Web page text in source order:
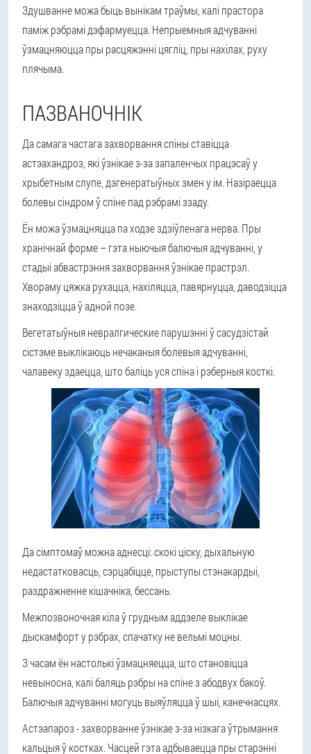
Здушванне можа быць вынікам траўмы, калі прастора
паміж рэбрамі дэфармуецца. Непрыемныя адчуванні
ўзмацняюцца пры расцяжэнні цягліц, пры нахілах, руху
плячыма.
ПАЗВАНОЧНІК
Да самага частага захворвання спіны ставіцца
астэахандроз, які ўзнікае з-за запаленчых працэсаў у
хрыбетным слупе, дэгенератыўных змен у ім. Назіраецца
болевы сіндром ў спіне пад рэбрамі ззаду.
Ён можа ўзмацняцца па ходзе здзіўленага нерва. Пры
хранічнай форме – гэта ныючыя балючыя адчуванні, у
стадыі абвастрэння захворвання ўзнікае прастрэл.
Хвораму цяжка рухацца, нахіляцца, павярнуцца, даводзіцца
знаходзіцца ў адной позе.
Вегетатыўныя невралгические парушэнні ў сасудзістай
сістэме выклікаюць нечаканыя болевыя адчуванні,
чалавеку здаецца, што баліць уся спіна і рэберныя косткі.
Да сімптомаў можна аднесці: скокі ціску, дыхальную
недастатковасць, сэрцабіцце, прыступы стэнакардыі,
раздражненне кішачніка, бессань.
Межпозвоночная кіла ў грудным аддзеле выклікае
дыскамфорт у рэбрах, спачатку не вельмі моцны.
З часам ён настолькі ўзмацняецца, што становіцца
невыносна, калі баляць рэбры на спіне з абодвух бакоў.
Балючыя адчуванні могуць выяўляцца ў шыі, канечнасцях.
Астэапароз - захворванне ўзнікае з-за нізкага ўтрымання
кальцыя ў костках. Часцей гэта адбываецца пры старэнні